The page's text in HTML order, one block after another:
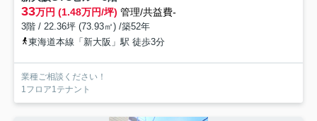
33万円 (1.48万円/坪) 管理/共益費-
3階 / 22.36坪 (73.93㎡) /築52年
東海道本線「新大阪」駅 徒歩3分
業種ご相談ください！
1フロア1テナント